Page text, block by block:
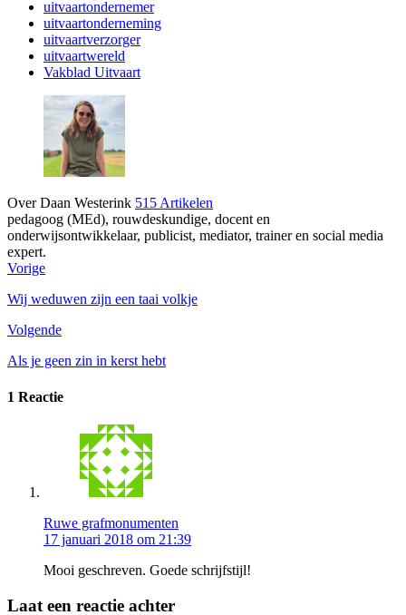
uitvaartondernemer
uitvaartonderneming
uitvaartverzorger
uitvaartwereld
Vakblad Uitvaart
Over Daan Westerink 515 Artikelen
pedagoog (MEd), rouwdeskundige, docent en
onderwijsontwikkelaar, publicist, mediator, trainer en social media
expert.
Vorige
Wij weduwen zijn een taai volkje
Volgende
Als je geen zin in kerst hebt
1 Reactie
Ruwe grafmonumenten
17 januari 2018 om 21:39
Mooi geschreven. Goede schrijfstijl!
Laat een reactie achter